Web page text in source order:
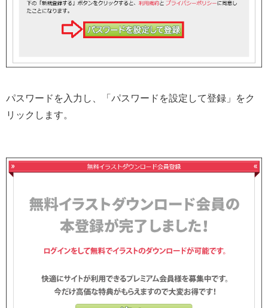
パスワードを入力し、「パスワードを設定して登録」をク
リックします。